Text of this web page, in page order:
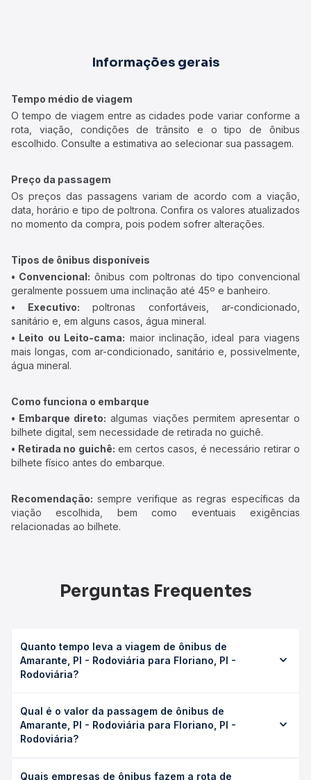
Informações gerais
Tempo médio de viagem
O tempo de viagem entre as cidades pode variar conforme a
rota, viação, condições de trânsito e o tipo de ônibus
escolhido. Consulte a estimativa ao selecionar sua passagem.
Preço da passagem
Os preços das passagens variam de acordo com a viação,
data, horário e tipo de poltrona. Confira os valores atualizados
no momento da compra, pois podem sofrer alterações.
Tipos de ônibus disponíveis
• Convencional: ônibus com poltronas do tipo convencional
geralmente possuem uma inclinação até 45º e banheiro.
• Executivo: poltronas confortáveis, ar-condicionado,
sanitário e, em alguns casos, água mineral.
• Leito ou Leito-cama: maior inclinação, ideal para viagens
mais longas, com ar-condicionado, sanitário e, possivelmente,
água mineral.
Como funciona o embarque
• Embarque direto: algumas viações permitem apresentar o
bilhete digital, sem necessidade de retirada no guichê.
• Retirada no guichê: em certos casos, é necessário retirar o
bilhete físico antes do embarque.
Recomendação: sempre verifique as regras específicas da
viação escolhida, bem como eventuais exigências
relacionadas ao bilhete.
Perguntas Frequentes
Quanto tempo leva a viagem de ônibus de
Amarante, PI - Rodoviária para Floriano, PI -
Rodoviária?
Floriano, PI - Rodoviária leva em média 1h 10min, podendo
variar conforme a viação, o tipo de serviço (convencional,
executivo ou leito) e as condições de tráfego. Na Quero
Qual é o valor da passagem de ônibus de
Amarante, PI - Rodoviária para Floriano, PI -
Rodoviária?
Rodoviária para Floriano, PI - Rodoviária custa em média
Quais empresas de ônibus fazem a rota de